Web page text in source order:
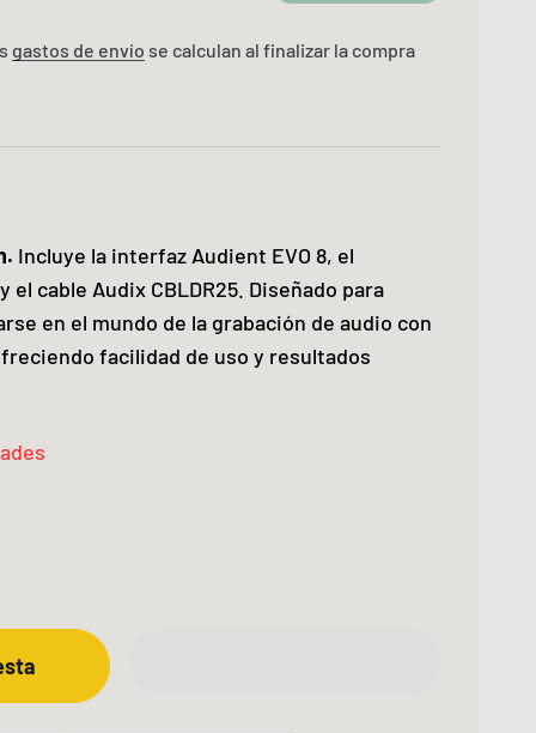
gastos de envío se calculan al finalizar la compra
Incluye la interfaz Audient EVO 8, el
el cable Audix CBLDR25. Diseñado para
en el mundo de la grabación de audio con
facilidad de uso y resultados